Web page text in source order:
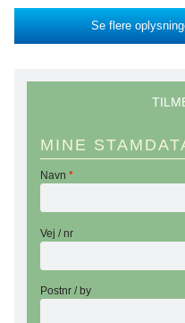
Se flere
MINE
Navn *
Vej / nr
Postnr / by